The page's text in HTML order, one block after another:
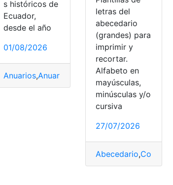
s históricos de
Ecuador,
desde el año
01/08/2026
Anuarios,Anuarios meteorológicos,Consultas
letras del
abecedario
(grandes) para
imprimir y
recortar.
Alfabeto en
mayúsculas,
minúsculas y/o
cursiva
27/07/2026
Abecedario,Consultas